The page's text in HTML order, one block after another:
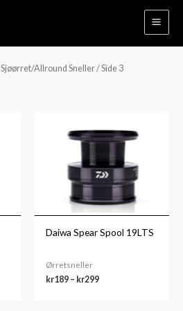
Sjøørret/Allround Sneller/ Side 3
Daiwa Spear Spool 19LTS
Ørretsneller
kr189 – kr299
kr189
til